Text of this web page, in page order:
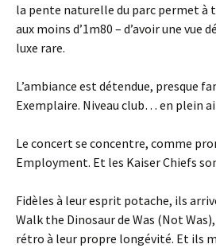
la pente naturelle du parc permet à
aux moins d’1m80 – d’avoir une vue
luxe rare.
L’ambiance est détendue, presque
Exemplaire. Niveau club… en plein
Le concert se concentre, comme
Employment. Et les Kaiser Chiefs
Fidèles à leur esprit potache, ils
Walk the Dinosaur de Was (Not
rétro à leur propre longévité. Et ils